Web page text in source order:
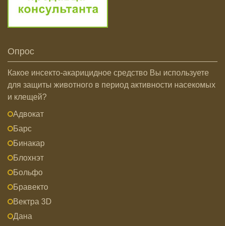
Опрос
Какое инсекто-акарицидное средство Вы используете
для защиты животного в период активности насекомых
и клещей?
Адвокат
Барс
Бинакар
Блохнэт
Больфо
Бравекто
Вектра 3D
Дана